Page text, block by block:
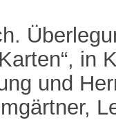
in
und